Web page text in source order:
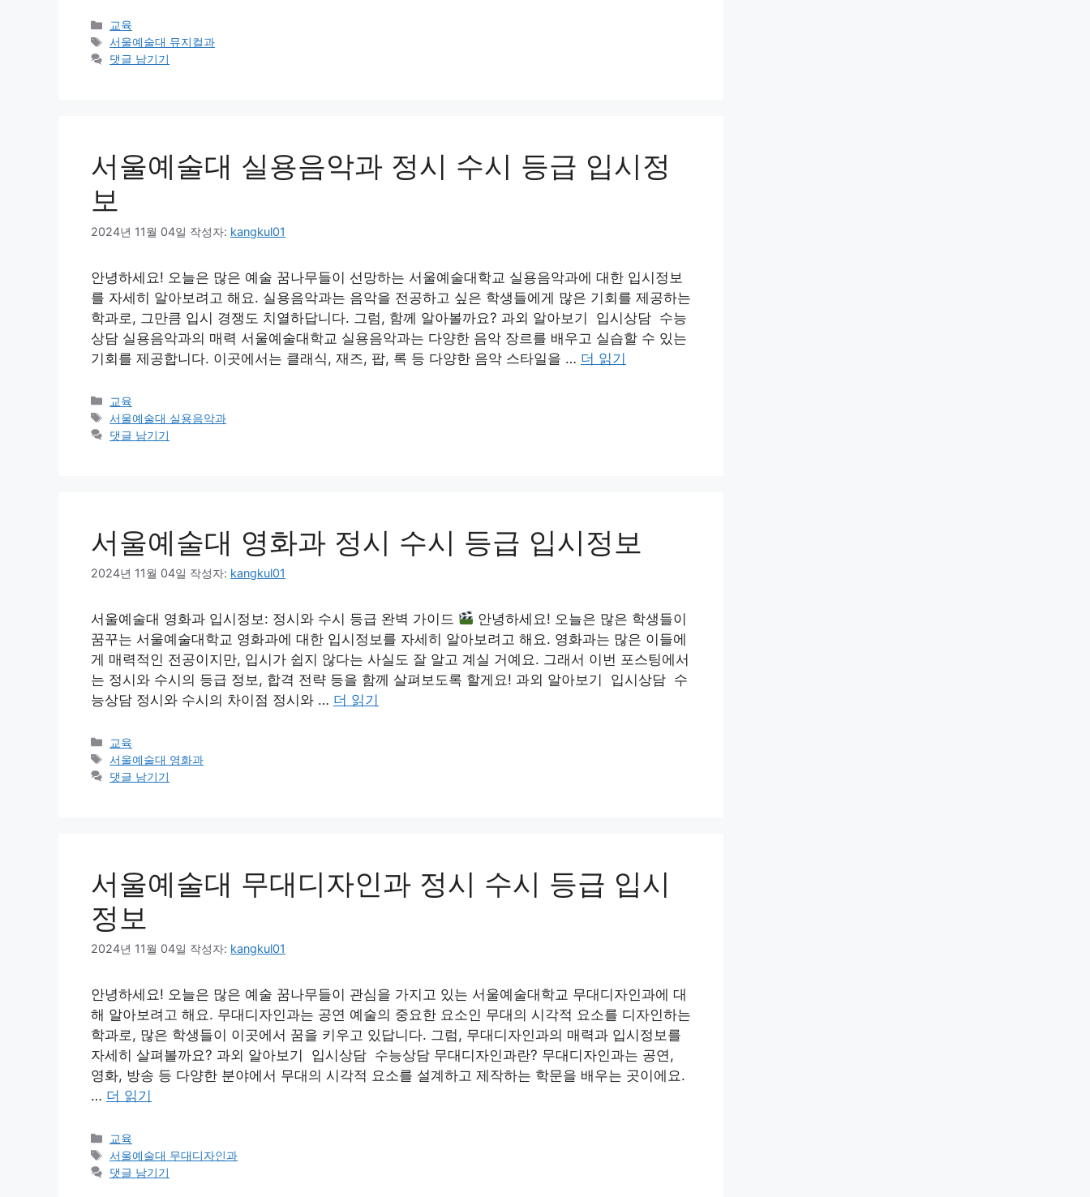
카
테
고
교육
태
그
서울예술대 뮤지컬과
댓글 남기기
서울예술대 실용음악과 정시 수시 등급 입시정
보
2024년 11월 04일 작성자: kangkul01
안녕하세요! 오늘은 많은 예술 꿈나무들이 선망하는 서울예술대학교 실용음악과에 대한 입시정보
를 자세히 알아보려고 해요. 실용음악과는 음악을 전공하고 싶은 학생들에게 많은 기회를 제공하는
학과로, 그만큼 입시 경쟁도 치열하답니다. 그럼, 함께 알아볼까요? 과외 알아보기 입시상담 수능
상담 실용음악과의 매력 서울예술대학교 실용음악과는 다양한 음악 장르를 배우고 실습할 수 있는
기회를 제공합니다. 이곳에서는 클래식, 재즈, 팝, 록 등 다양한 음악 스타일을 … 더 읽기
카
테
고
교육
태
그
서울예술대 실용음악과
댓글 남기기
서울예술대 영화과 정시 수시 등급 입시정보
2024년 11월 04일 작성자: kangkul01
서울예술대 영화과 입시정보: 정시와 수시 등급 완벽 가이드
안녕하세요! 오늘은 많은 학생들이
꿈꾸는 서울예술대학교 영화과에 대한 입시정보를 자세히 알아보려고 해요. 영화과는 많은 이들에
게 매력적인 전공이지만, 입시가 쉽지 않다는 사실도 잘 알고 계실 거예요. 그래서 이번 포스팅에서
는 정시와 수시의 등급 정보, 합격 전략 등을 함께 살펴보도록 할게요! 과외 알아보기 입시상담 수
능상담 정시와 수시의 차이점 정시와 … 더 읽기
카
테
고
교육
태
그
서울예술대 영화과
댓글 남기기
서울예술대 무대디자인과 정시 수시 등급 입시
정보
2024년 11월 04일 작성자: kangkul01
안녕하세요! 오늘은 많은 예술 꿈나무들이 관심을 가지고 있는 서울예술대학교 무대디자인과에 대
해 알아보려고 해요. 무대디자인과는 공연 예술의 중요한 요소인 무대의 시각적 요소를 디자인하는
학과로, 많은 학생들이 이곳에서 꿈을 키우고 있답니다. 그럼, 무대디자인과의 매력과 입시정보를
자세히 살펴볼까요? 과외 알아보기 입시상담 수능상담 무대디자인과란? 무대디자인과는 공연,
영화, 방송 등 다양한 분야에서 무대의 시각적 요소를 설계하고 제작하는 학문을 배우는 곳이에요.
… 더 읽기
카
테
고
교육
태
그
서울예술대 무대디자인과
댓글 남기기